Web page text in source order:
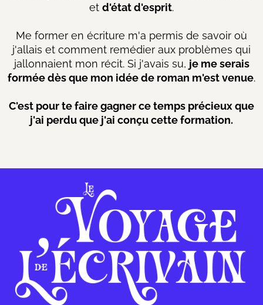
et d'état d'esprit.
Me former en écriture m'a permis de savoir où
j'allais et comment remédier aux problèmes qui
jallonnaient mon récit. Si j'avais su, je me serais
formée dès que mon idée de roman m'est venue.
C'est pour te faire gagner ce temps précieux que
j'ai perdu que j'ai conçu cette formation.